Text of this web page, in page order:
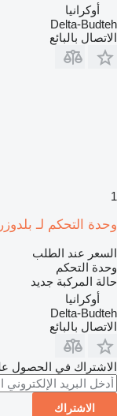
أوكرانيا
Delta-Budteh
الاتصال بالبائع
1
وحدة التحكم لـ بلدوزر Komatsu D65
السعر عند الطلب
وحدة التحكم
حالة المركبة جديد
أوكرانيا
Delta-Budteh
الاتصال بالبائع
الاشتراك في الحصول
الاشتراك